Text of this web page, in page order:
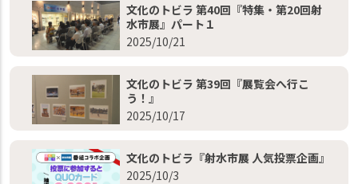
文化のトビラ 第40回『特集・第20回射
水市展』パート１
2025/10/21
文化のトビラ 第39回『展覧会へ行こ
う！』
2025/10/17
文化のトビラ『射水市展 人気投票企画』
2025/10/3